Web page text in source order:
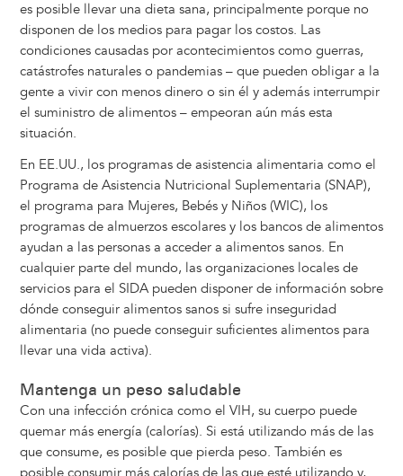
es posible llevar una dieta sana, principalmente porque no
disponen de los medios para pagar los costos. Las
condiciones causadas por acontecimientos como guerras,
catástrofes naturales o pandemias – que pueden obligar a la
gente a vivir con menos dinero o sin él y además interrumpir
el suministro de alimentos – empeoran aún más esta
situación.
En EE.UU., los programas de asistencia alimentaria como el
Programa de Asistencia Nutricional Suplementaria (SNAP),
el programa para Mujeres, Bebés y Niños (WIC), los
programas de almuerzos escolares y los bancos de alimentos
ayudan a las personas a acceder a alimentos sanos. En
cualquier parte del mundo, las organizaciones locales de
servicios para el SIDA pueden disponer de información sobre
dónde conseguir alimentos sanos si sufre inseguridad
alimentaria (no puede conseguir suficientes alimentos para
llevar una vida activa).
Mantenga un peso saludable
Con una infección crónica como el VIH, su cuerpo puede
quemar más energía (calorías). Si está utilizando más de las
que consume, es posible que pierda peso. También es